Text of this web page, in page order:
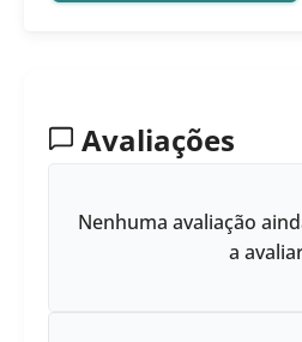
Avaliações
Nenhuma avaliação
a